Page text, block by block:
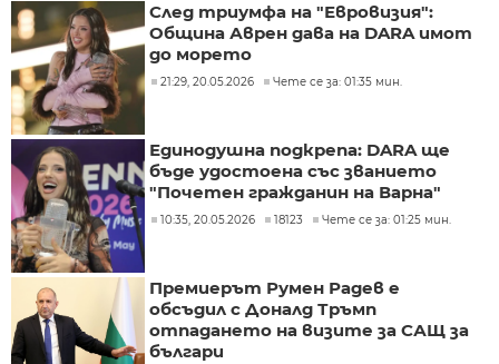
След триумфа на "Евровизия":
Община Аврен дава на DARA имот
до морето
21:29, 20.05.2026 Чете се за: 01:35 мин.
Единодушна подкрепа: DARA ще
бъде удостоена със званието
"Почетен гражданин на Варна"
10:35, 20.05.2026 18123 Чете се за: 01:25 мин.
Премиерът Румен Радев е
обсъдил с Доналд Тръмп
отпадането на визите за САЩ за
българи